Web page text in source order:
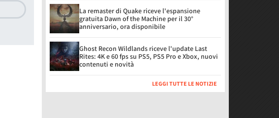
La remaster di Quake riceve l'espansione
gratuita Dawn of the Machine per il 30°
anniversario, ora disponibile
Ghost Recon Wildlands riceve l'update Last
Rites: 4K e 60 fps su PS5, PS5 Pro e Xbox, nuovi
contenuti e novità
LEGGI TUTTE LE NOTIZIE